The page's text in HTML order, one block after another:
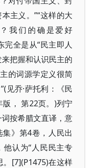
主义。”“这样的大
我们的确是爱好
完全是从“民主即人
把握和认识民主的
的词源学定义很简
见乔·萨托利：《民
， 第22页。)列宁
按希腊文直译，意
》第4卷，人民出
认为“人民民主专
。[7](P1475)在这样